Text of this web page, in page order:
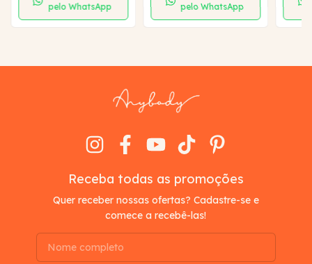
pelo WhatsApp
pelo WhatsApp
Receba todas as promoções
Quer receber nossas ofertas? Cadastre-se e
comece a recebê-las!